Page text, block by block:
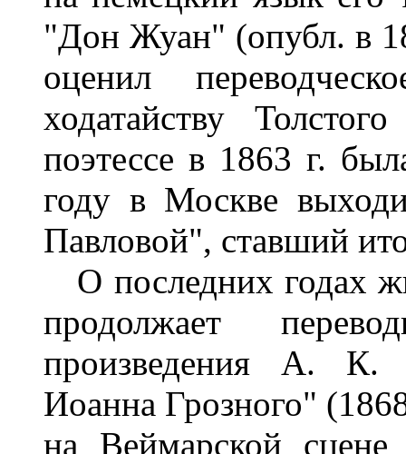
"Дон Жуан" (опубл. в
оценил
ходатайству
поэтессе в 1863 г.
году в Москве
Павловой", ставший
О последних годах
продолжает
произведения А. К.
Иоанна Грозного"
на Веймарской сцене